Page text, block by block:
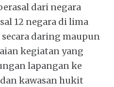
dari negara
12 negara di lima
daring maupun
kegiatan yang
lapangan ke
kawasan hukit